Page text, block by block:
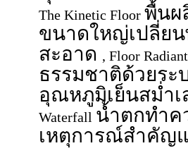
The Kinetic Floor พื้นผ
ขนาดใหญ่เปลี่ยน
สะอาด , Floor
ธรรมชาติด้วยระ
อุณหภูมิเย็นสม่ำ
Waterfall น้ำตกทำค
เหตุการณ์สำคัญ